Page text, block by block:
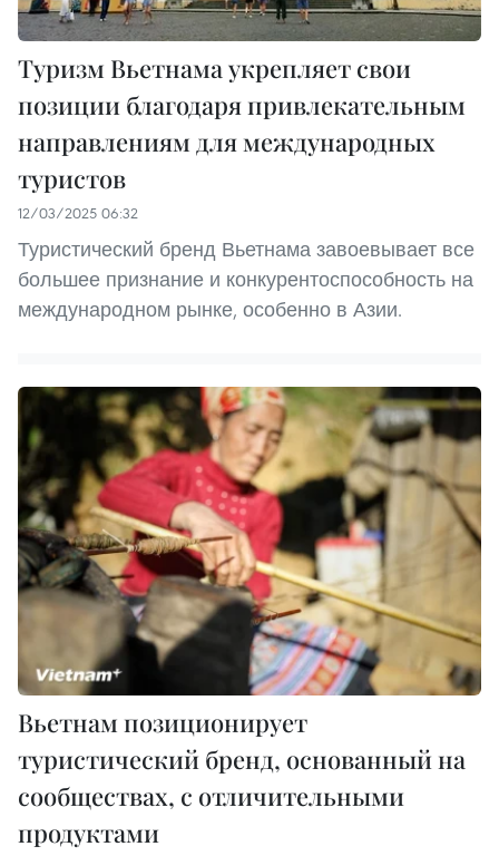
Туризм Вьетнама укрепляет свои
позиции благодаря привлекательным
направлениям для международных
туристов
12/03/2025 06:32
Туристический бренд Вьетнама завоевывает все
большее признание и конкурентоспособность на
международном рынке, особенно в Азии.
Вьетнам позиционирует
туристический бренд, основанный на
сообществах, с отличительными
продуктами